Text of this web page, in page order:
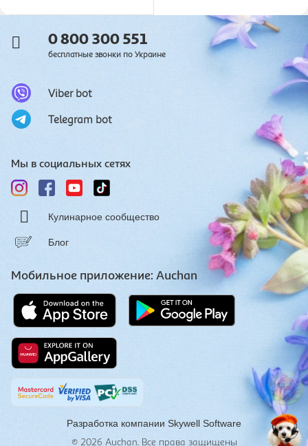
0 800 300 551
бесплатные звонки по Украине
Viber bot
Telegram bot
Мы в социальных сетях
Кулинарное сообщество
Блог
Мобильное приложение: Auchan
Разработка компании Skywell Software
© 2026 Auchan. Все права защищены